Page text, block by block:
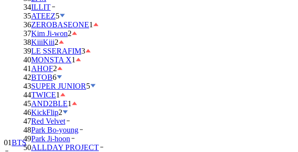
34ILLIT
35ATEEZ5
36ZEROBASEONE1
37Kim Ji-won2
38KiiiKiii2
39LE SSERAFIM3
40MONSTA X1
41 AHOF2
42BTOB6
43SUPER JUNIOR5
44TWICE1
45AND2BLE1
46KickFlip2
47Red Velvet
48Park Bo-young
49Park Ji-hoon
50ALLDAY PROJECT
01BTS